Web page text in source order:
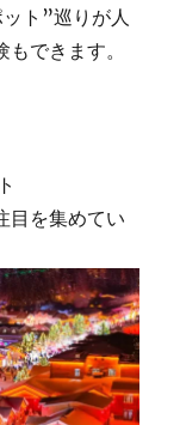
ト”巡りが人
できます。
目を集めてい